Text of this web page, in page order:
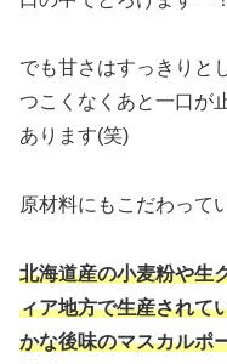
でも甘さはすっきりと
つこくなくあと一口が
あります(笑)
原材料にもこだわって
北海道産の小麦粉や生
ィア地方で生産されて
かな後味のマスカルポ